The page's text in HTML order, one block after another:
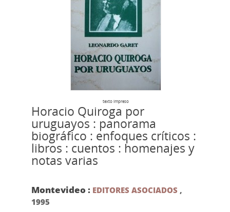
texto impreso
Horacio Quiroga por
uruguayos : panorama
biográfico : enfoques críticos :
libros : cuentos : homenajes y
notas varias
Montevideo : EDITORES ASOCIADOS ,
1995